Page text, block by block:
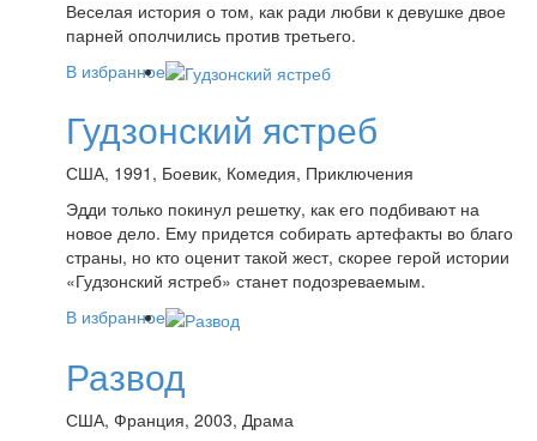
Веселая история о том, как ради любви к девушке двое
парней ополчились против третьего.
В избранное
Гудзонский ястреб
США, 1991, Боевик, Комедия, Приключения
Эдди только покинул решетку, как его подбивают на
новое дело. Ему придется собирать артефакты во благо
страны, но кто оценит такой жест, скорее герой истории
«Гудзонский ястреб» станет подозреваемым.
В избранное
Развод
США, Франция, 2003, Драма